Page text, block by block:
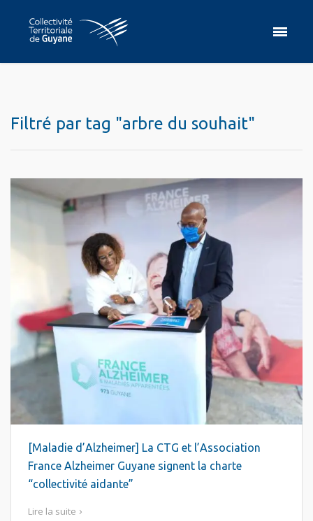
Filtré par tag "arbre du souhait"
[Maladie d’Alzheimer] La CTG et l’Association
France Alzheimer Guyane signent la charte
“collectivité aidante”
Lire la suite